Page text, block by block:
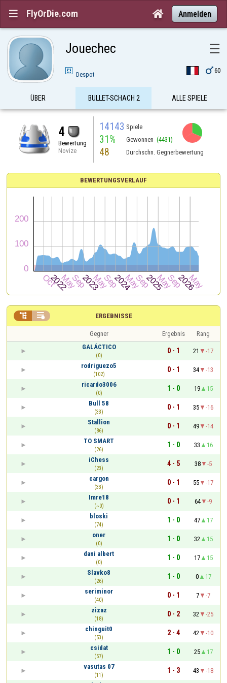
 FlyOrDie.com  Anmelden
Jouechec ☰
Despot 60
ÜBER BULLET-SCHACH 2 ALLE SPIELE
4
Bewertung
Novize
14143 Spiele
31% Gewonnen (4431)
48 Durchschn. Gegnerbewertung
BEWERTUNGSVERLAUF
ERGEBNISSE
 
Gegner Ergebnis
Rang
GALÁCTICO
(0)
0 - 1 21
-17
rodriguezo5
(102)
0 - 1 34
-13
ricardo3006
(0)
1 - 0 19
15
Bull 58
(33)
0 - 1 35
-16
Stallion
(86)
0 - 1 49
-14
TO SMART
(26)
1 - 0 33
16
iChess
(23)
4 - 5 38
-5
cargon
(33)
0 - 1 55
-17
Imre18
(~0)
0 - 1 64
-9
bloski
(74)
1 - 0 47
17
oner
(0)
1 - 0 32
15
dani albert
(0)
1 - 0 17
15
Slavko8
(26)
1 - 0 0
17
seriminor
(40)
0 - 1 7
-7
zizaz
(18)
0 - 2 32
-25
chinguit0
(53)
2 - 4 42
-10
csidat
(57)
1 - 0 25
17
vasutas 07
(11)
1 - 3 43
-18